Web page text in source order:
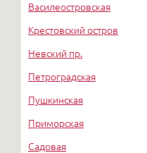
Василеостровская
Крестовский остров
Невский пр.
Петроградская
Пушкинская
Приморская
Садовая